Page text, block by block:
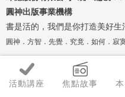
活動講座 焦點故事
圓神出版事業機構
書是活的，我們是你打造美好生
圓神．方智．先覺．究竟．如何．寂